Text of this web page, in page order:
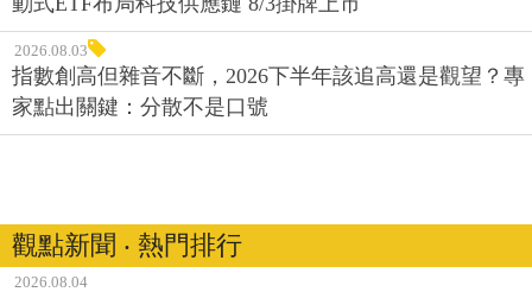
2026.08.03
指數創高但雜音不斷，2026下半年該追高還是觀望？專
家點出關鍵：分散不是口號
觀點新聞 ‧ 熱門排行
2026.08.04